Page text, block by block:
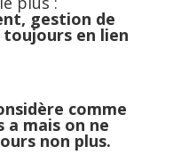
gestion de
en lien
comme
a mais on ne
non plus.